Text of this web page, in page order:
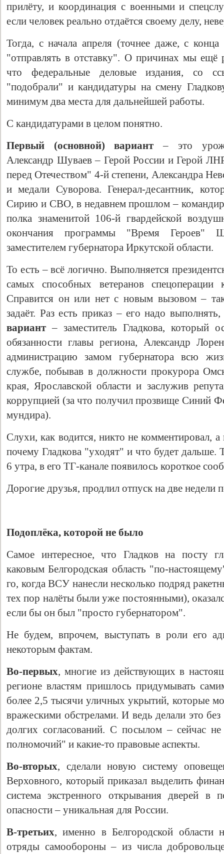
прилёту, и координация с военными и
если человек реально отдаётся своему делу,
Тогда, с начала апреля (точнее даже, с конца
"отправлять в отставку". О причинах мы ещё
что федеральные деловые издания, со
"подобрали" и кандидатуры на смену
минимум два места для дальнейшей работы.
С кандидатурами в целом понятно.
Первый (основной) вариант – это
Александр Шуваев – Герой России и Герой
перед Отечеством" 4-й степени, Александра
и медали Суворова. Генерал-десантник,
Сирию и СВО, в недавнем прошлом –
полка знаменитой 106-й гвардейской
окончания программы "Время Героев"
заместителем губернатора Иркутской области.
То есть – всё логично. Выполняется
самых способных ветеранов спецоперации
Справится он или нет с новым вызовом –
задаёт. Раз есть приказ – его надо
вариант – заместитель Гладкова, который
обязанности главы региона, Александр
администрацию замом губернатора всю
службе, побывав в должности прокурора
края, Ярославской области и заслужив
коррупцией (за что получил прозвище Синий
мундира).
Слухи, как водится, никто не комментировал,
почему Гладкова "уходят" и что будет дальше.
6 утра, в его ТГ-канале появилось короткое
Дорогие друзья, продлил отпуск на две недели
Подоплёка, которой не было
Самое интересное, что Гладков на посту
каковым Белгородская область "по-
го, когда ВСУ нанесли несколько подряд
тех пор налёты были уже постоянными),
если бы он был "просто губернатором".
Не будем, впрочем, выступать в роли его
некоторым фактам.
Во-первых, многие из действующих в
регионе властям пришлось придумывать
более 2,5 тысячи уличных укрытий, которые
вражескими обстрелами. И ведь делали это без
долгих согласований. С посылом – сейчас не
полномочий" и какие-то правовые аспекты.
Во-вторых, сделали новую систему
Верховного, который приказал выделить
система экстренного открывания дверей в
опасности – уникальная для России.
В-третьих, именно в Белгородской области
отряды самообороны – из числа
Свидетельство